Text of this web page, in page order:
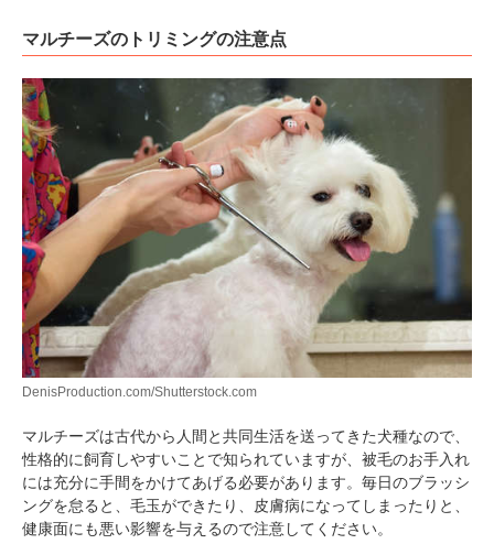
マルチーズのトリミングの注意点
DenisProduction.com/Shutterstock.com
マルチーズは古代から人間と共同生活を送ってきた犬種なので、
性格的に飼育しやすいことで知られていますが、被毛のお手入れ
には充分に手間をかけてあげる必要があります。毎日のブラッシ
ングを怠ると、毛玉ができたり、皮膚病になってしまったりと、
健康面にも悪い影響を与えるので注意してください。